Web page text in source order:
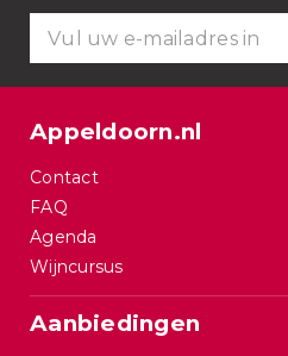
Appeldoorn.nl
Contact
FAQ
Agenda
Wijncursus
Aanbiedingen